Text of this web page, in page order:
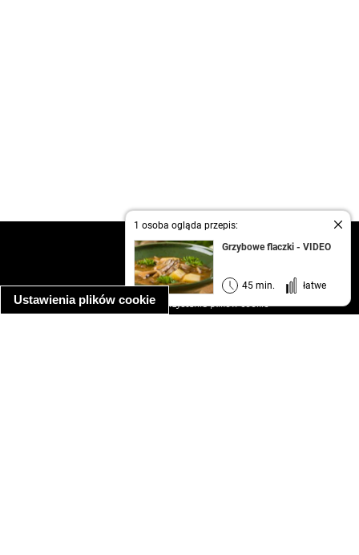
Ustawienia plików cookie
1 osoba ogląda przepis:
Grzybowe flaczki - VIDEO
45 min. łatwe
kontakt
regulamin
informacja o prywatności
informacja o wykorzystaniu plików cookie